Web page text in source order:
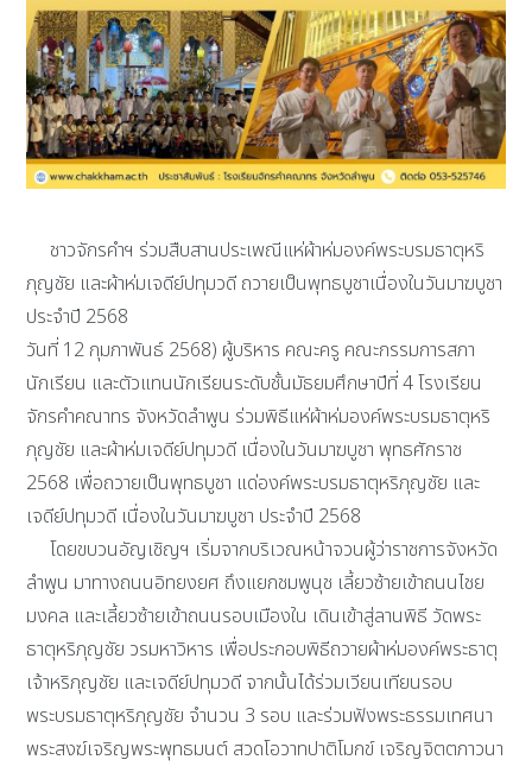
ชาวจักรคำฯ ร่วมสืบสานประเพณีแห่ผ้าห่มองค์พระบรมธาตุหริ
ภุญชัย และผ้าห่มเจดีย์ปทุมวดี ถวายเป็นพุทธบูชาเนื่องในวันมาฆบูชา
ประจำปี 2568
วันที่ 12 กุมภาพันธ์ 2568) ผู้บริหาร คณะครู คณะกรรมการสภา
นักเรียน และตัวแทนนักเรียนระดับชั้นมัธยมศึกษาปีที่ 4 โรงเรียน
จักรคำคณาทร จังหวัดลำพูน ร่วมพิธีแห่ผ้าห่มองค์พระบรมธาตุหริ
ภุญชัย และผ้าห่มเจดีย์ปทุมวดี เนื่องในวันมาฆบูชา พุทธศักราช
2568 เพื่อถวายเป็นพุทธบูชา แด่องค์พระบรมธาตุหริภุญชัย และ
เจดีย์ปทุมวดี เนื่องในวันมาฆบูชา ประจำปี 2568
โดยขบวนอัญเชิญฯ เริ่มจากบริเวณหน้าจวนผู้ว่าราชการจังหวัด
ลำพูน มาทางถนนอิทยงยศ ถึงแยกชมพูนุช เลี้ยวซ้ายเข้าถนนไชย
มงคล และเลี้ยวซ้ายเข้าถนนรอบเมืองใน เดินเข้าสู่ลานพิธี วัดพระ
ธาตุหริภุญชัย วรมหาวิหาร เพื่อประกอบพิธีถวายผ้าห่มองค์พระธาตุ
เจ้าหริภุญชัย และเจดีย์ปทุมวดี จากนั้นได้ร่วมเวียนเทียนรอบ
พระบรมธาตุหริภุญชัย จำนวน 3 รอบ และร่วมฟังพระธรรมเทศนา
พระสงฆ์เจริญพระพุทธมนต์ สวดโอวาทปาติโมกข์ เจริญจิตตภาวนา